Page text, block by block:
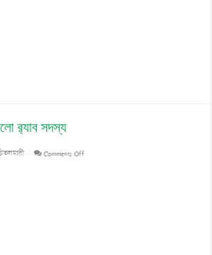
র‌্যাব সদস্য
Comments Offon